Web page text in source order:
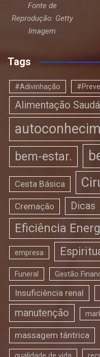
Fonte de
Reprodução: Getty
Imagem
Tags
#Adivinhação
Alimentação
bem-estar.
Cesta Básica
Cremação Dicas
Eficiência
empresa
Funeral Gestão
Insuficiência renal
manutenção
massagem tântrica